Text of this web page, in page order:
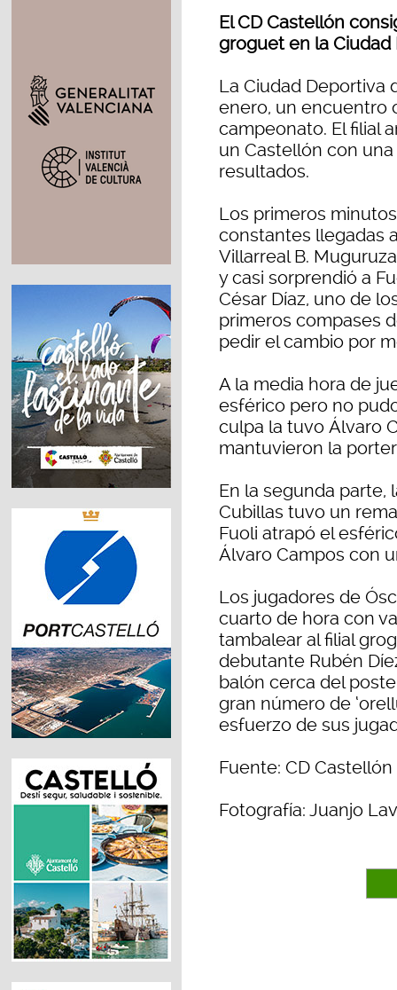
El CD Castellón
groguet en la Ciudad
La Ciudad Deportiva
enero, un encuentro
campeonato. El filial
un Castellón con
resultados.
Los primeros
constantes llegadas
Villarreal B.
y casi sorprendió a
César Díaz, uno de
primeros compases
pedir el cambio por
A la media hora de
esférico pero no
culpa la tuvo Álvaro
mantuvieron la
En la segunda parte,
Cubillas tuvo un
Fuoli atrapó el
Álvaro Campos con
Los jugadores de
cuarto de hora con
tambalear al filial
debutante Rubén
balón cerca del
gran número de
esfuerzo de sus
Fuente: CD Castellón
Fotografía: Juanjo